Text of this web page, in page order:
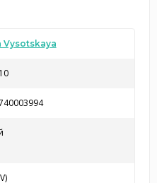
Vysotskaya